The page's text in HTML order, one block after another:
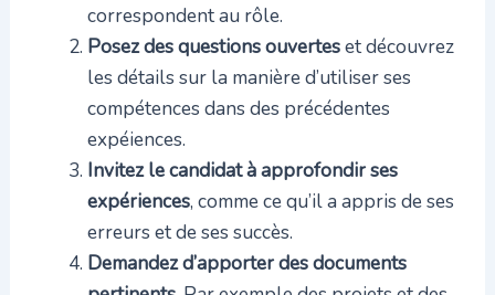
correspondent au rôle.
Posez des questions ouverteset découvrez
les détails sur la manière d’utiliser ses
compétences dans des précédentes
expéiences.
Invitez le candidat à approfondir ses
expériences, comme ce qu’il a appris de ses
erreurs et de ses succès.
Demandez d’apporter des documents